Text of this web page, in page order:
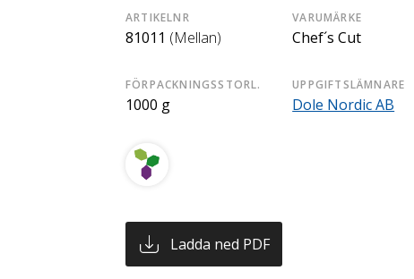
ARTIKELNR
81011 (Mellan)
VARUMÄRKE
Chef´s Cut
FÖRPACKNINGSSTORL.
1000 g
UPPGIFTSLÄMNARE
Dole Nordic AB
Ladda ned PDF